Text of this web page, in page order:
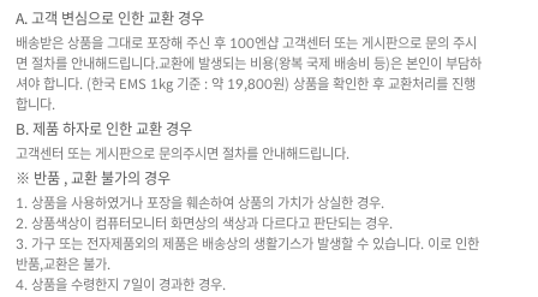
A. 고객 변심으로 인한 교환 경우
배송받은 상품을 그대로 포장해 주신 후 100엔샵 고객센터 또는 게시판으로 문의 주시
면 절차를 안내해드립니다.교환에 발생되는 비용(왕복 국제 배송비 등)은 본인이 부담하
셔야 합니다. (한국 EMS 1kg 기준 : 약 19,800원) 상품을 확인한 후 교환처리를 진행
합니다.
B. 제품 하자로 인한 교환 경우
고객센터 또는 게시판으로 문의주시면 절차를 안내해드립니다.
※ 반품 , 교환 불가의 경우
1. 상품을 사용하였거나 포장을 훼손하여 상품의 가치가 상실한 경우.
2. 상품색상이 컴퓨터모니터 화면상의 색상과 다르다고 판단되는 경우.
3. 가구 또는 전자제품외의 제품은 배송상의 생활기스가 발생할 수 있습니다. 이로 인한
반품,교환은 불가.
4. 상품을 수령한지 7일이 경과한 경우.